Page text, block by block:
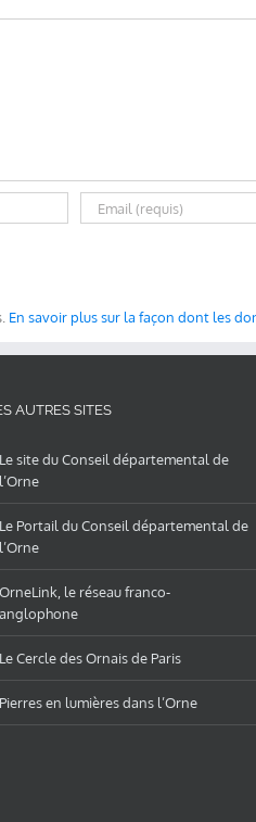
En savoir plus sur la façon dont les
AUTRES SITES
Le site du Conseil départemental de
l’Orne
Le Portail du Conseil départemental de
l’Orne
OrneLink, le réseau franco-
anglophone
Le Cercle des Ornais de Paris
Pierres en lumières dans l’Orne